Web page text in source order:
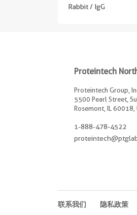
Rabbit / IgG
Proteintech
Proteintech Group,
5500 Pearl Street,
Rosemont, IL 60018,
1-888-478-4522
联系我们 隐私政策